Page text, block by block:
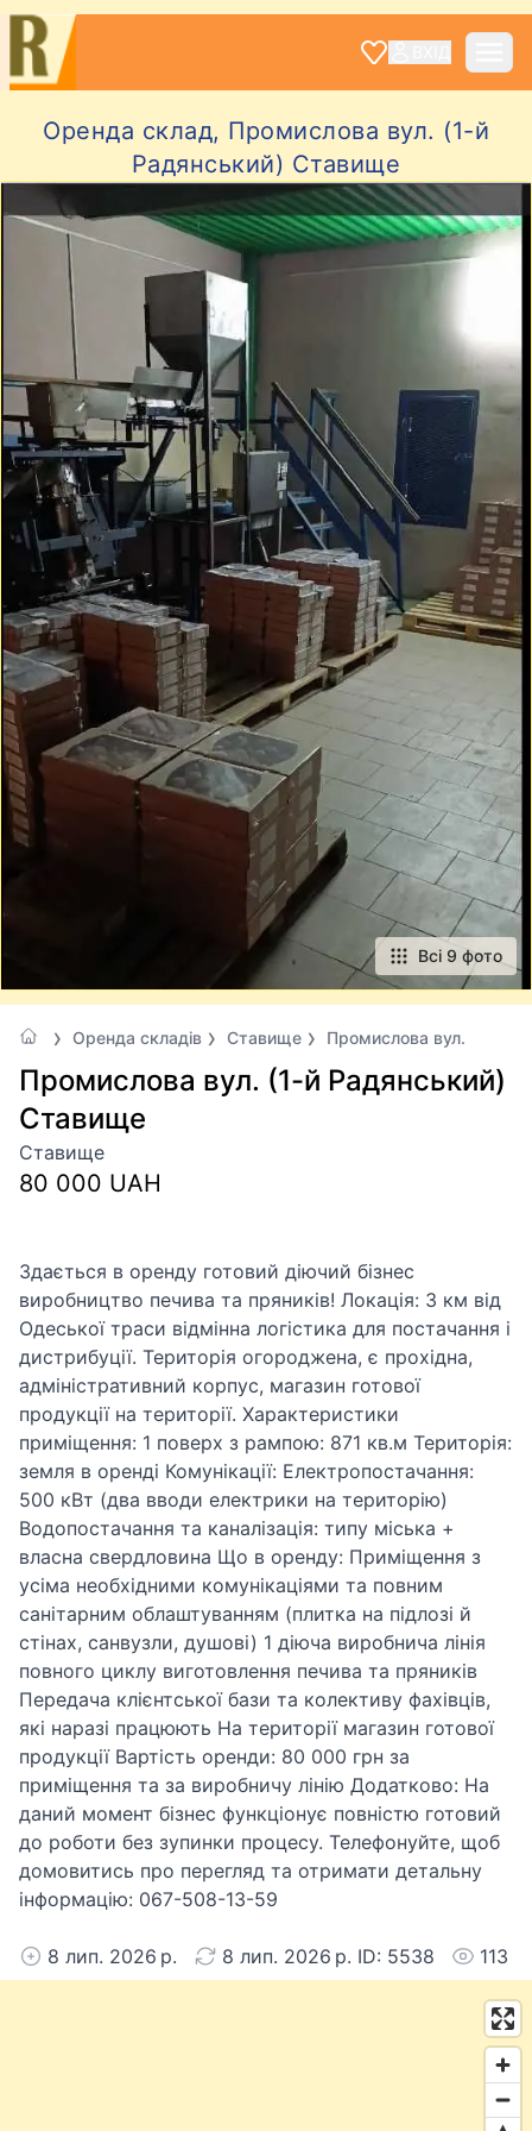
Оренда склад, Промислова вул. (1-й
Радянський) Ставище
Всі 9 фото
Оренда складів Ставище Промислова вул.
Промислова вул. (1-й Радянський)
Ставище
Ставище
80 000 UAH
Здається в оренду готовий діючий бізнес
виробництво печива та пряників! Локація: 3 км від
Одеської траси відмінна логістика для постачання і
дистрибуції. Територія огороджена, є прохідна,
адміністративний корпус, магазин готової
продукції на території. Характеристики
приміщення: 1 поверх з рампою: 871 кв.м Територія:
земля в оренді Комунікації: Електропостачання:
500 кВт (два вводи електрики на територію)
Водопостачання та каналізація: типу міська +
власна свердловина Що в оренду: Приміщення з
усіма необхідними комунікаціями та повним
санітарним облаштуванням (плитка на підлозі й
стінах, санвузли, душові) 1 діюча виробнича лінія
повного циклу виготовлення печива та пряників
Передача клієнтської бази та колективу фахівців,
які наразі працюють На території магазин готової
продукції Вартість оренди: 80 000 грн за
приміщення та за виробничу лінію Додатково: На
даний момент бізнес функціонує повністю готовий
до роботи без зупинки процесу. Телефонуйте, щоб
домовитись про перегляд та отримати детальну
інформацію: 067-508-13-59
8 лип. 2026 р. 8 лип. 2026 р. ID: 5538 113